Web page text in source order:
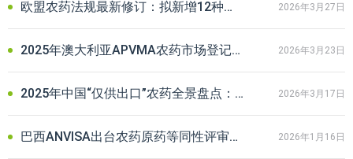
欧盟农药法规最新修订：拟新增12种农药禁用助剂，农化企业请自查 2026年3月27日
2025年澳大利亚APVMA农药市场登记情况盘点｜中国企业出海布局指南 2026年3月23日
2025年中国“仅供出口”农药全景盘点：热门品种与出口市场分析 2026年3月17日
巴西ANVISA出台农药原药等同性评审新规：分级QSAR评估成合规关键 2026年1月16日